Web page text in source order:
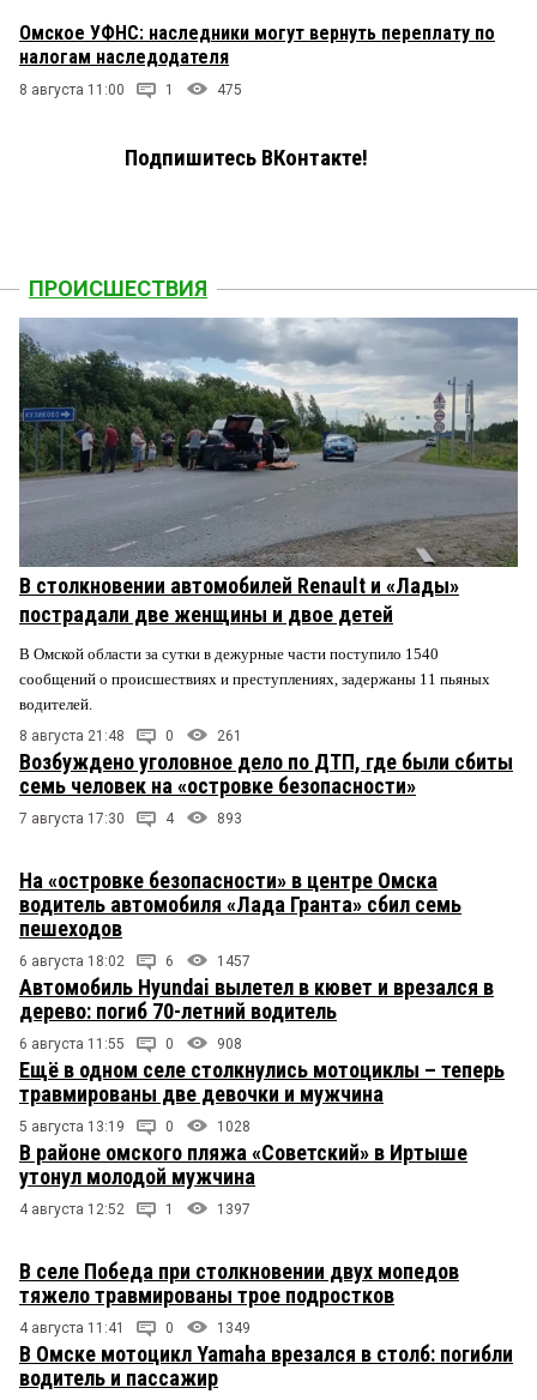
Омское УФНС: наследники могут вернуть переплату по
налогам наследодателя
8 августа 11:00 1 475
Подпишитесь ВКонтакте!
ПРОИСШЕСТВИЯ
В столкновении автомобилей Renault и «Лады»
пострадали две женщины и двое детей
В Омской области за сутки в дежурные части поступило 1540
сообщений о происшествиях и преступлениях, задержаны 11 пьяных
водителей.
8 августа 21:48 0 261
Возбуждено уголовное дело по ДТП, где были сбиты
семь человек на «островке безопасности»
7 августа 17:30 4 893
На «островке безопасности» в центре Омска
водитель автомобиля «Лада Гранта» сбил семь
пешеходов
6 августа 18:02 6 1457
Автомобиль Hyundai вылетел в кювет и врезался в
дерево: погиб 70-летний водитель
6 августа 11:55 0 908
Ещё в одном селе столкнулись мотоциклы – теперь
травмированы две девочки и мужчина
5 августа 13:19 0 1028
В районе омского пляжа «Советский» в Иртыше
утонул молодой мужчина
4 августа 12:52 1 1397
В селе Победа при столкновении двух мопедов
тяжело травмированы трое подростков
4 августа 11:41 0 1349
В Омске мотоцикл Yamaha врезался в столб: погибли
водитель и пассажир